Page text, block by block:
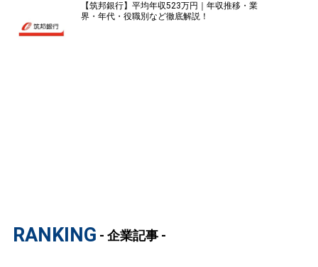
【筑邦銀行】平均年収523万円｜年収推移・業
界・年代・役職別など徹底解説！
RANKING - 企業記事 -